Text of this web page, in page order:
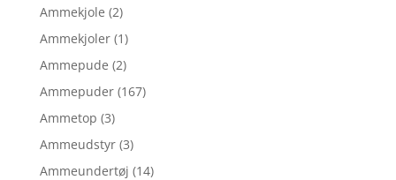
Ammekjole (2)
Ammekjoler (1)
Ammepude (2)
Ammepuder (167)
Ammetop (3)
Ammeudstyr (3)
Ammeundertøj (14)